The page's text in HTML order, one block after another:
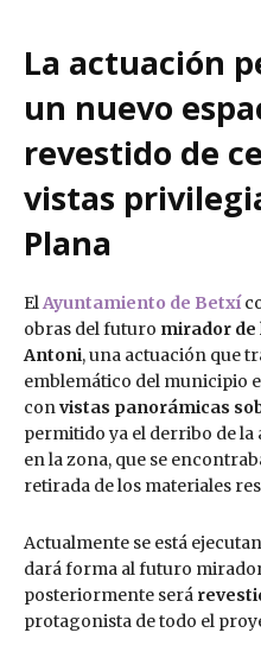
La actuación
un nuevo
revestido de
vistas
Plana
ElAyuntamiento de Betxí
obras del futuro mirador de
Antoni, una actuación que
emblemático del municipio
convistas panorámicas
permitido ya el derribo de
en la zona, que se
retirada de los materiales
Actualmente se está
dará forma al futuro
posteriormente será
protagonista de todo el